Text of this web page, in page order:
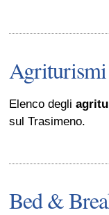
Agriturismi
Elenco degli
sul Trasimeno.
Bed &